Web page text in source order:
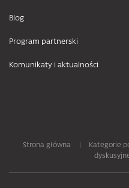
Blog
Program partnerski
Komunikaty i aktualności
Strona główna Kategorie